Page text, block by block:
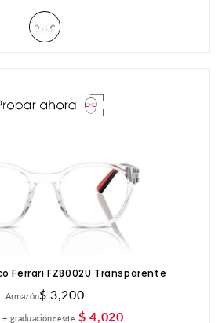
Ferrari FZ8002U Transparente
ArmazónPrecio
habitual
$ 3,200
+ graduacióndesde $ 4,020